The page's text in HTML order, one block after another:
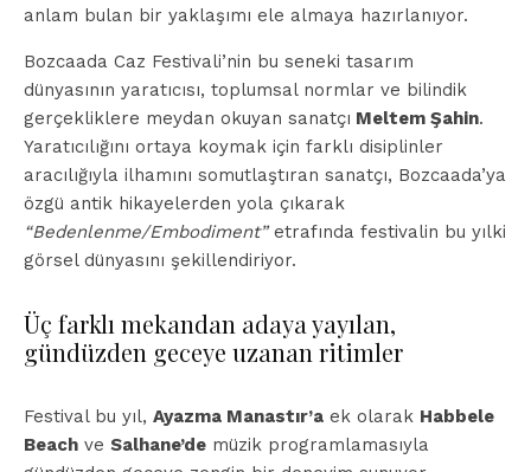
anlam bulan bir yaklaşımı ele almaya hazırlanıyor.
Bozcaada Caz Festivali’nin bu seneki tasarım
dünyasının yaratıcısı, toplumsal normlar ve bilindik
gerçekliklere meydan okuyan sanatçı Meltem Şahin.
Yaratıcılığını ortaya koymak için farklı disiplinler
aracılığıyla ilhamını somutlaştıran sanatçı, Bozcaada’ya
özgü antik hikayelerden yola çıkarak
“Bedenlenme/Embodiment”etrafında festivalin bu yılki
görsel dünyasını şekillendiriyor.
Üç farklı mekandan adaya yayılan,
gündüzden geceye uzanan ritimler
Festival bu yıl, Ayazma Manastır’a ek olarak Habbele
Beach ve Salhane’de müzik programlamasıyla